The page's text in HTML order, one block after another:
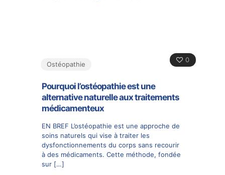
0
Ostéopathie
Pourquoi l’ostéopathie est une
alternative naturelle aux traitements
médicamenteux
EN BREF L’ostéopathie est une approche de
soins naturels qui vise à traiter les
dysfonctionnements du corps sans recourir
à des médicaments. Cette méthode, fondée
sur […]